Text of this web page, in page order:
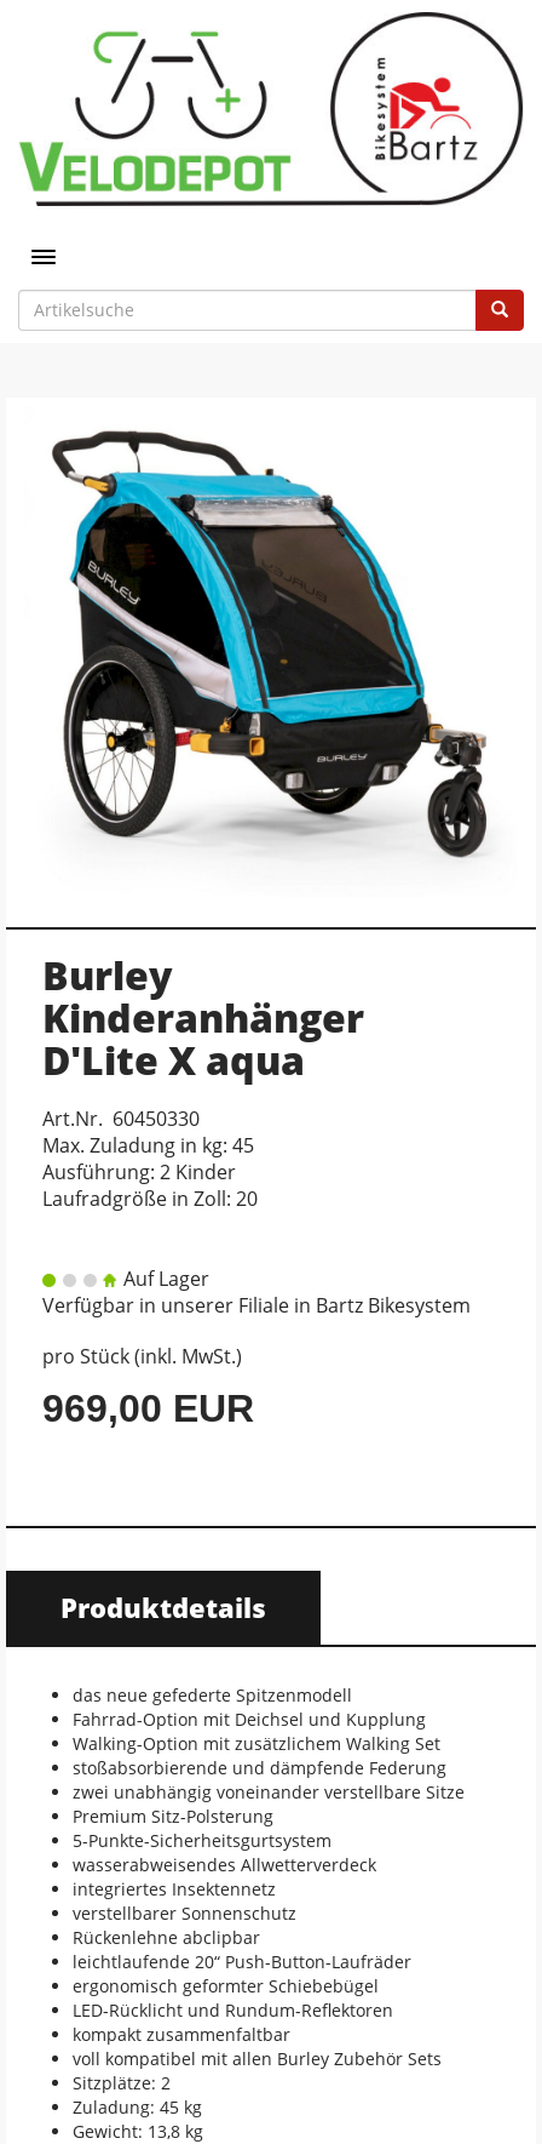
Toggle navigation
Burley
Kinderanhänger
D'Lite X aqua
Art.Nr. 60450330
Max. Zuladung in kg: 45
Ausführung: 2 Kinder
Laufradgröße in Zoll: 20
Auf Lager
Verfügbar in unserer Filiale in Bartz Bikesystem
pro Stück (inkl. MwSt.)
969,00 EUR
Produktdetails
das neue gefederte Spitzenmodell
Fahrrad-Option mit Deichsel und Kupplung
Walking-Option mit zusätzlichem Walking Set
stoßabsorbierende und dämpfende Federung
zwei unabhängig voneinander verstellbare Sitze
Premium Sitz-Polsterung
5-Punkte-Sicherheitsgurtsystem
wasserabweisendes Allwetterverdeck
integriertes Insektennetz
verstellbarer Sonnenschutz
Rückenlehne abclipbar
leichtlaufende 20“ Push-Button-Laufräder
ergonomisch geformter Schiebebügel
LED-Rücklicht und Rundum-Reflektoren
kompakt zusammenfaltbar
voll kompatibel mit allen Burley Zubehör Sets
Sitzplätze: 2
Zuladung: 45 kg
Gewicht: 13,8 kg